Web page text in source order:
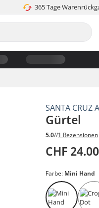
365 Tage
SANTA CRUZ
Gürtel
5.0//1 Rezensionen
CHF 24.00
Farbe: Mini Hand